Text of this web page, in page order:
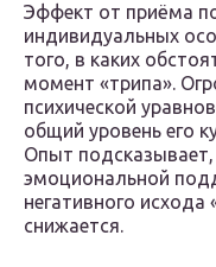
Эффект от приёма
индивидуальных
того, в каких
момент «трипа».
психической
общий уровень его
Опыт
эмоциональной
негативного исхода
снижается.